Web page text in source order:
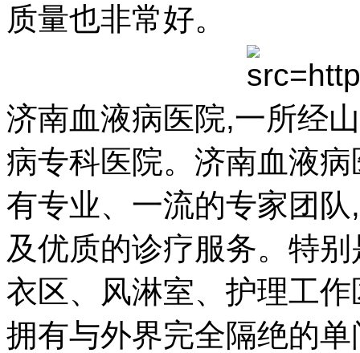
质量也非常好。
济南血液病医院,一所经
病专科医院。济南血液
有专业、一流的专家团
及优质的诊疗服务。特
衣区、风淋室、护理工
拥有与外界完全隔绝的